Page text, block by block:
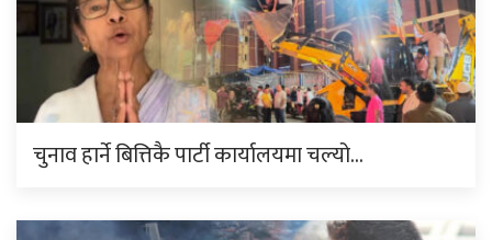
चुनाव हार्ने बित्तिकै पार्टी कार्यालयमा चल्यो…